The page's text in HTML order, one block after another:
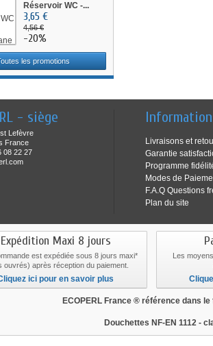
Réservoir WC -...
3,65 €
4,56 €
-20%
les promotions
- siège
Lefèvre
France
08 22 27
Livraisons et
Garantie
Programme
Modes de
F.A.Q Questions
Plan du site
Expédition Maxi 8 jours
est expédiée sous 8 jours maxi*
ouvrés) après réception du paiement.
ici pour en savoir plus
Les
ECOPERL France ® référence dans
Douchettes NF-EN 1112 -